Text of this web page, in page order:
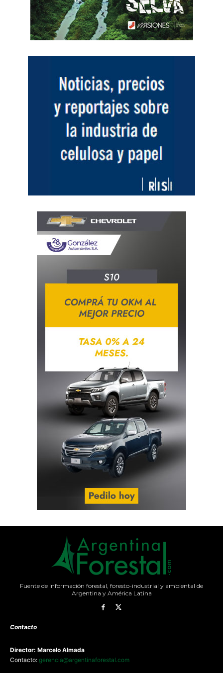
Fuente de información forestal, foresto-industrial y ambiental de
Argentina y América Latina
Contacto
Director: Marcelo Almada
Contacto: gerencia@argentinaforestal.com